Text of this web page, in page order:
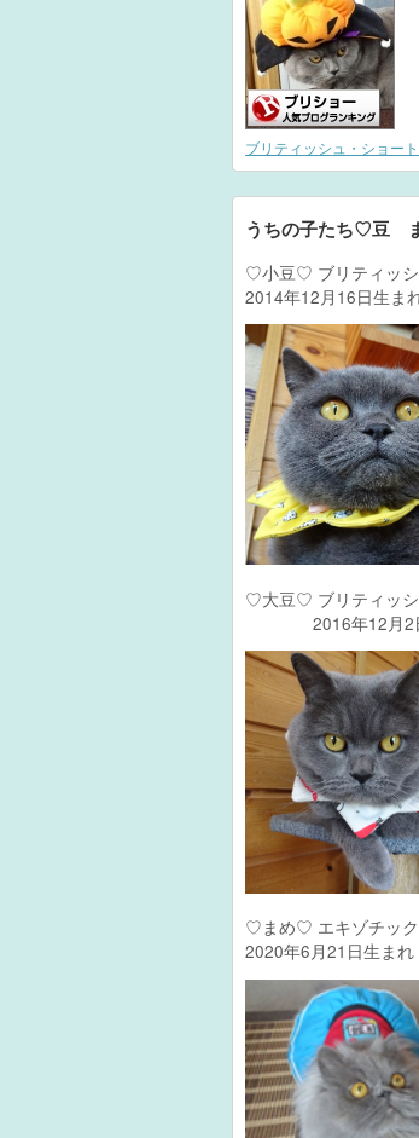
ブリティッシュ・ショー
うちの子たち♡豆ゝ
♡小豆♡ ブリティ
2014年12月16日生ま
♡大豆♡ ブリティッ
2016年12月2日
♡まめ♡ エキゾチ
2020年6月21日生ま